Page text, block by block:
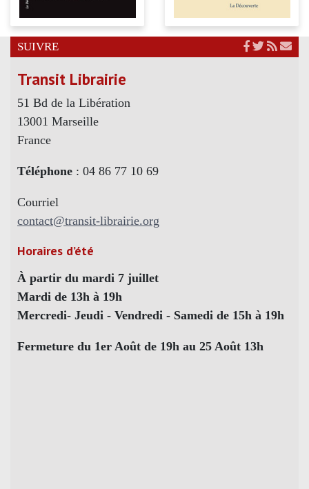
SUIVRE
Transit Librairie
51 Bd de la Libération
13001 Marseille
France
Téléphone : 04 86 77 10 69
Courriel
contact@transit-librairie.org
Horaires d’été
À partir du mardi 7 juillet
Mardi de 13h à 19h
Mercredi- Jeudi - Vendredi - Samedi de 15h à 19h
Fermeture du 1er Août de 19h au 25 Août 13h